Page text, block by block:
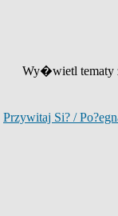
Wy�wietl tematy
Przywitaj Si? /